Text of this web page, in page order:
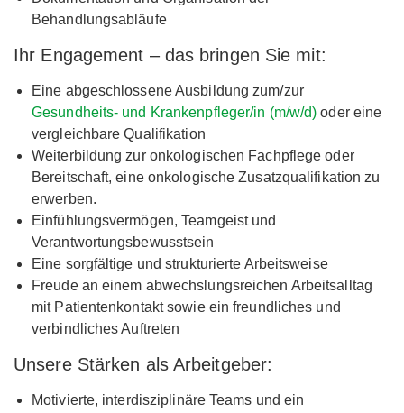
Behandlungsabläufe
Ihr Engagement – das bringen Sie mit:
Eine abgeschlossene Ausbildung zum/zur
Gesundheits- und Krankenpfleger/in (m/w/d) oder eine
vergleichbare Qualifikation
Weiterbildung zur onkologischen Fachpflege oder
Bereitschaft, eine onkologische Zusatzqualifikation zu
erwerben.
Einfühlungsvermögen, Teamgeist und
Verantwortungsbewusstsein
Eine sorgfältige und strukturierte Arbeitsweise
Freude an einem abwechslungsreichen Arbeitsalltag
mit Patientenkontakt sowie ein freundliches und
verbindliches Auftreten
Unsere Stärken als Arbeitgeber:
Motivierte, interdisziplinäre Teams und ein